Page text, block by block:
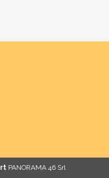
PANORAMA 46 Srl